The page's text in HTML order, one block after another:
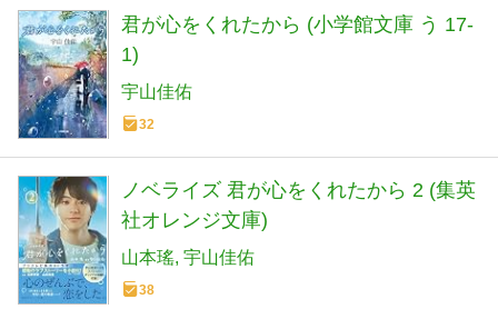
君が心をくれたから (小学館文庫 う 17-
1)
宇山佳佑
32
ノベライズ 君が心をくれたから 2 (集英
社オレンジ文庫)
山本瑤 宇山佳佑
38